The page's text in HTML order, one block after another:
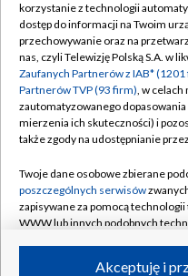
Abonament TVP
Emisja w TVP
Centrum informacji TVP
Naziemna Telewizja
Rada Programowa
System NOS
Informacje o nadawcy
korzystanie z technologii
dostęp do informacji na Twoim
przechowywanie oraz na
nas, czyli Telewizję Polską S.A. w
Zaufanych Partnerów z IAB*
Partnerów TVP (93 firm), w
zautomatyzowanego
mierzenia ich skuteczności) i
także zgody na udostępnianie
Twoje dane osobowe zbierane
poszczególnych serwisów
zapisywane za pomocą
WWW lub innych podobnych
ruchu w Internecie.Akceptuję i